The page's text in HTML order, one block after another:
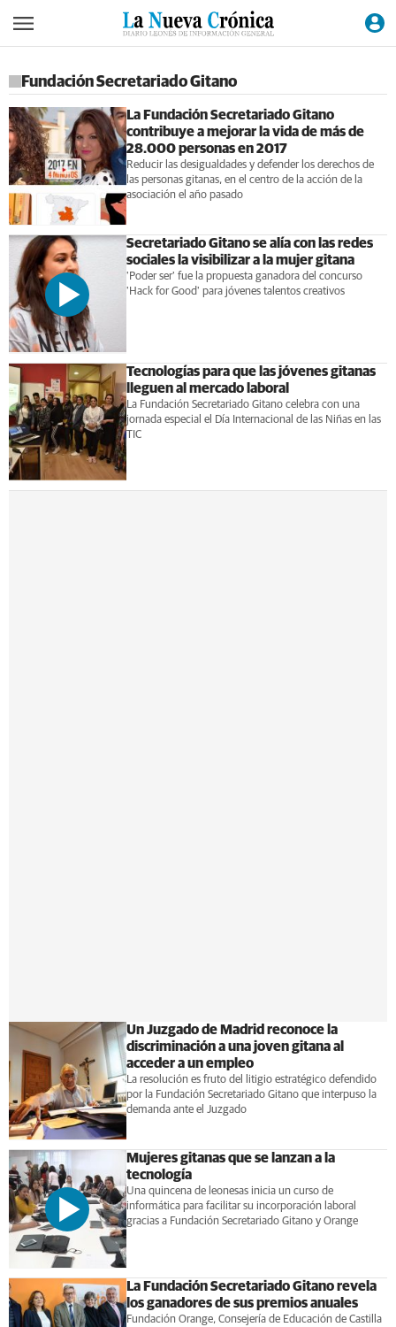
Fundación Secretariado Gitano
La Fundación Secretariado Gitano
contribuye a mejorar la vida de más de
28.000 personas en 2017
Reducir las desigualdades y defender los derechos de
las personas gitanas, en el centro de la acción de la
asociación el año pasado
Secretariado Gitano se alía con las redes
sociales la visibilizar a la mujer gitana
'Poder ser' fue la propuesta ganadora del concurso
'Hack for Good' para jóvenes talentos creativos
Tecnologías para que las jóvenes gitanas
lleguen al mercado laboral
La Fundación Secretariado Gitano celebra con una
jornada especial el Día Internacional de las Niñas en las
TIC
Un Juzgado de Madrid reconoce la
discriminación a una joven gitana al
acceder a un empleo
La resolución es fruto del litigio estratégico defendido
por la Fundación Secretariado Gitano que interpuso la
demanda ante el Juzgado
Mujeres gitanas que se lanzan a la
tecnología
Una quincena de leonesas inicia un curso de
informática para facilitar su incorporación laboral
gracias a Fundación Secretariado Gitano y Orange
La Fundación Secretariado Gitano revela
los ganadores de sus premios anuales
Fundación Orange, Consejería de Educación de Castilla